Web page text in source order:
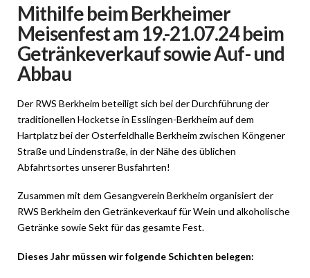
Mithilfe beim Berkheimer
Meisenfest am 19.-21.07.24 beim
Getränkeverkauf sowie Auf- und
Abbau
Der RWS Berkheim beteiligt sich bei der Durchführung der
traditionellen Hocketse in Esslingen-Berkheim auf dem
Hartplatz bei der Osterfeldhalle Berkheim zwischen Köngener
Straße und Lindenstraße, in der Nähe des üblichen
Abfahrtsortes unserer Busfahrten!
Zusammen mit dem Gesangverein Berkheim organisiert der
RWS Berkheim den Getränkeverkauf für Wein und alkoholische
Getränke sowie Sekt für das gesamte Fest.
Dieses Jahr müssen wir folgendeSchichten belegen: